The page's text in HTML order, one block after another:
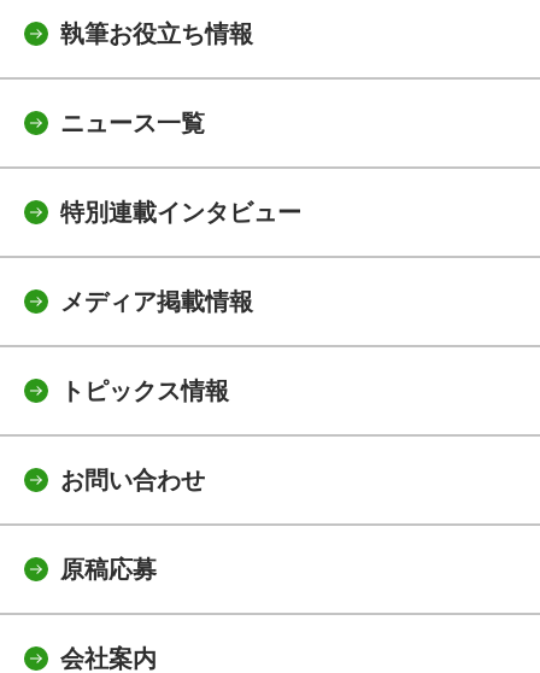
執筆お役立ち情報
ニュース一覧
特別連載インタビュー
メディア掲載情報
トピックス情報
お問い合わせ
原稿応募
会社案内